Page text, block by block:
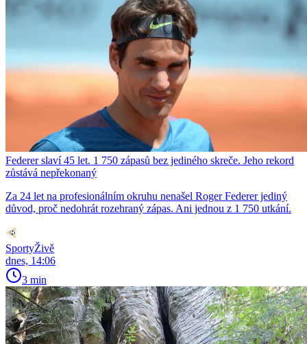
Federer slaví 45 let. 1 750 zápasů bez jediného skreče. Jeho rekord
zůstává nepřekonaný
Za 24 let na profesionálním okruhu nenašel Roger Federer jediný
důvod, proč nedohrát rozehraný zápas. Ani jednou z 1 750 utkání.
SportyŽivě
dnes, 14:06
3 min